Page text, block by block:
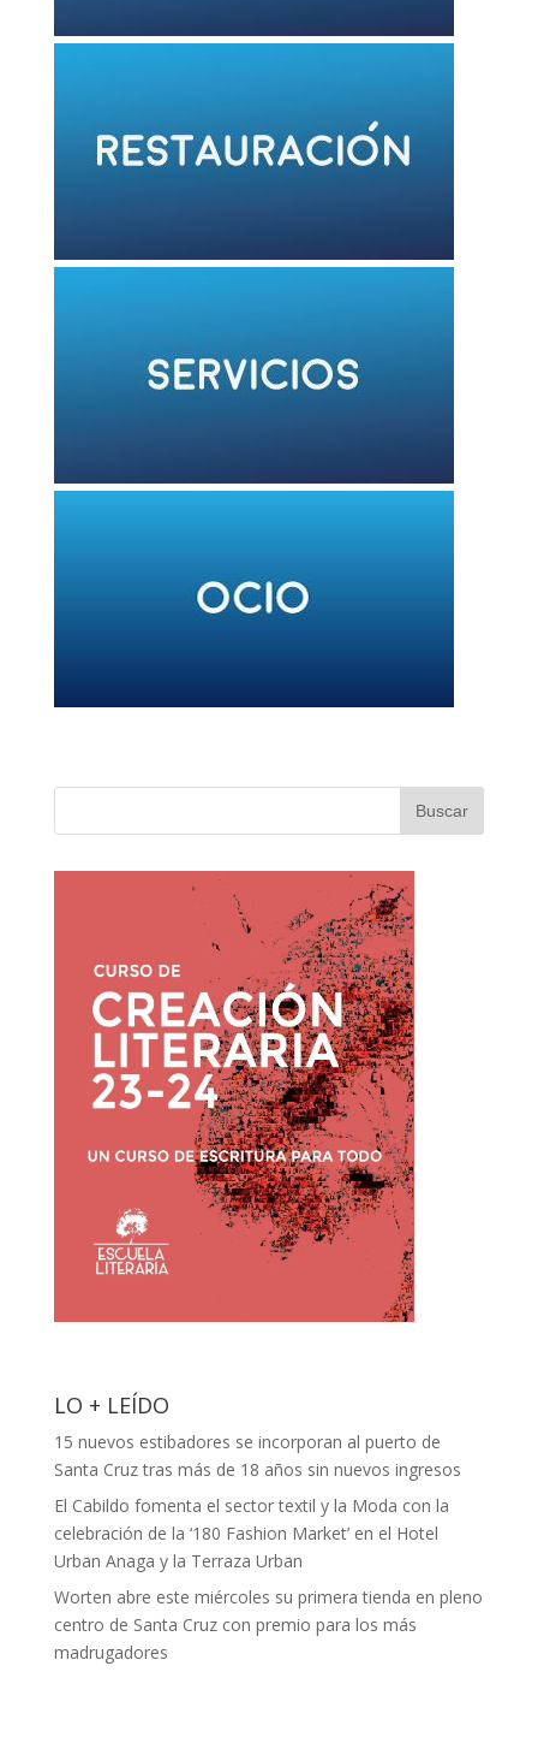
LO + LEÍDO
15 nuevos estibadores se incorporan al puerto de
Santa Cruz tras más de 18 años sin nuevos ingresos
El Cabildo fomenta el sector textil y la Moda con la
celebración de la ‘180 Fashion Market’ en el Hotel
Urban Anaga y la Terraza Urban
Worten abre este miércoles su primera tienda en pleno
centro de Santa Cruz con premio para los más
madrugadores